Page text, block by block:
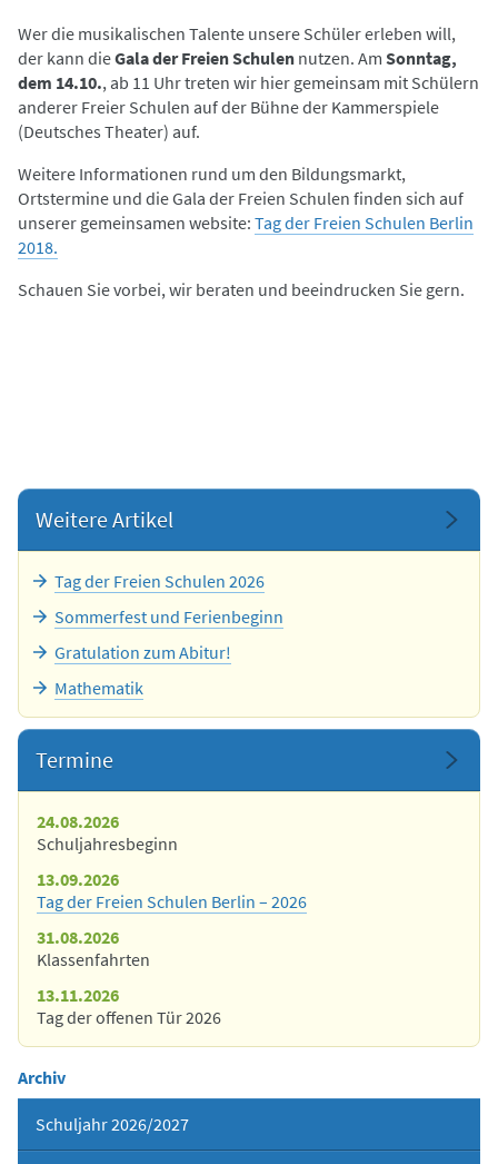
Wer die musikalischen Talente unsere Schüler erleben will,
der kann dieGala der Freien Schulen nutzen. Am Sonntag,
dem 14.10., ab 11 Uhr treten wir hier gemeinsam mit Schülern
anderer Freier Schulen auf der Bühne der Kammerspiele
(Deutsches Theater) auf.
Weitere Informationen rund um den Bildungsmarkt,
Ortstermine und die Gala der Freien Schulen finden sich auf
unserer gemeinsamen website: Tag der Freien Schulen Berlin
2018.
Schauen Sie vorbei, wir beraten und beeindrucken Sie gern.
Weitere Artikel
Tag der Freien Schulen 2026
Sommerfest und Ferienbeginn
Gratulation zum Abitur!
Mathematik
Termine
24.08.2026
Schuljahresbeginn
13.09.2026
Tag der Freien Schulen Berlin – 2026
31.08.2026
Klassenfahrten
13.11.2026
Tag der offenen Tür 2026
Archiv
Schuljahr 2026/2027